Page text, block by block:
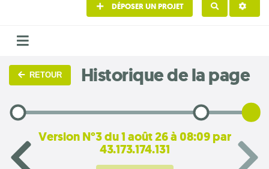
DÉPOSER UN PROJET
RETOUR Historique de la page
Version N°3 du 1 août 26 à 08:09 par
43.173.174.131